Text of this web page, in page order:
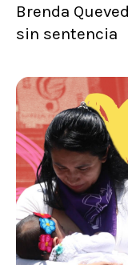
Brenda
sin sentencia